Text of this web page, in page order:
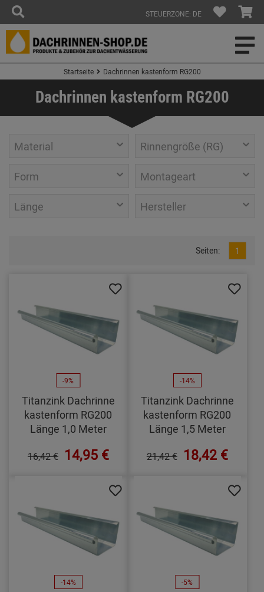
STEUERZONE: DE
Startseite Dachrinnen kastenform RG200
Dachrinnen kastenform RG200
Material Rinnengröße (RG)
Form Montageart
Länge Hersteller
Seiten: 1
-9%
Titanzink Dachrinne
kastenform RG200
Länge 1,0 Meter
16,42 € 14,95 €
-14%
Titanzink Dachrinne
kastenform RG200
Länge 1,5 Meter
21,42 € 18,42 €
-14% -5%